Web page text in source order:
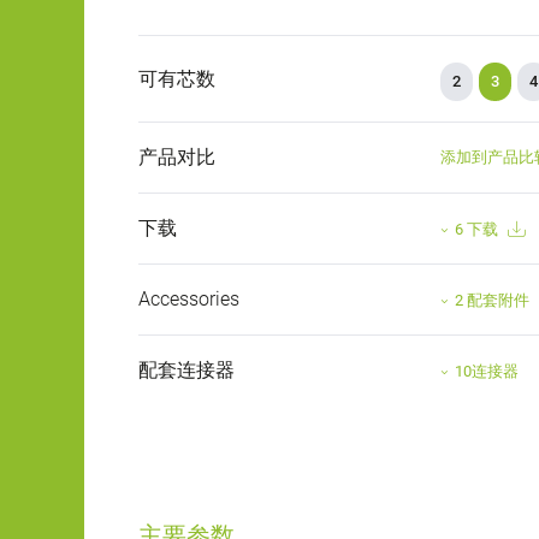
可有芯数 2 3 4
产品对比 添加到产品比
下载 6 下载
Accessories 2 配套附件
配套连接器 10连接器